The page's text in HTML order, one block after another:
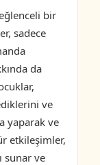
bir
sadece
da
ve
yaparak ve
etkileşimler,
sunar ve